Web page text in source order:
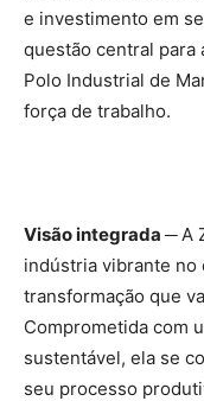
e investimento em
questão central para
Polo Industrial de
força de trabalho.
Visão integrada ─A
indústria vibrante no
transformação que
Comprometida com
sustentável, ela se
seu processo